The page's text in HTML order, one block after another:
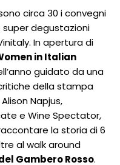
circa 30 i convegni
degustazioni
In apertura di
in Italian
guidato da una
della stampa
Napjus,
e Wine Spectator,
la storia di 6
al walk around
Gambero Rosso.